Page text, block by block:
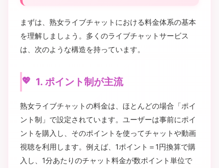
まずは、熟女ライブチャットにおける料金体系の基本
を理解しましょう。多くのライブチャットサービス
は、次のような構造を持っています。
1. ポイント制が主流
熟女ライブチャットの料金は、ほとんどの場合「ポイ
ント制」で設定されています。ユーザーは事前にポイ
ントを購入し、そのポイントを使ってチャットや動画
視聴を利用します。例えば、1ポイント＝1円換算で購
入し、1分あたりのチャット料金が数ポイント単位で